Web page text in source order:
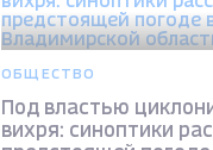
ОБЩЕСТВО
Под властью
вихря: синоптики